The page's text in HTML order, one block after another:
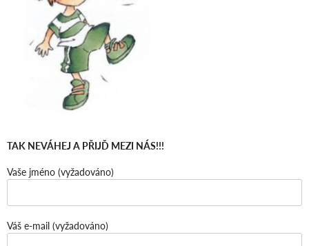
TAK NEVÁHEJ A PŘIJĎ MEZI NÁS!!!
Vaše jméno (vyžadováno)
Váš e-mail (vyžadováno)